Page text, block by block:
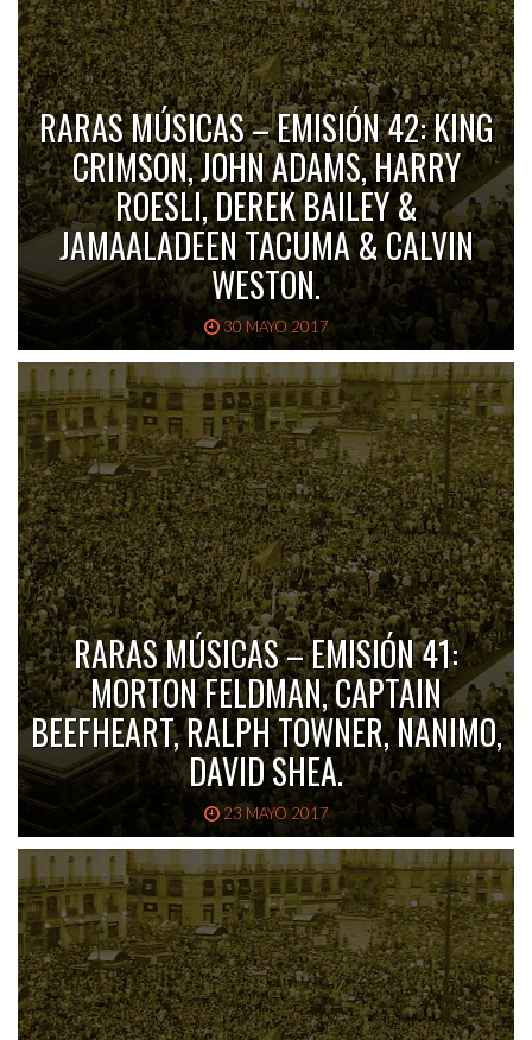
RARAS MÚSICAS – EMISIÓN 42: KING
CRIMSON, JOHN ADAMS, HARRY
ROESLI, DEREK BAILEY &
JAMAALADEEN TACUMA & CALVIN
WESTON.
30 MAYO 2017
RARAS MÚSICAS – EMISIÓN 41:
MORTON FELDMAN, CAPTAIN
BEEFHEART, RALPH TOWNER, NANIMO,
DAVID SHEA.
23 MAYO 2017